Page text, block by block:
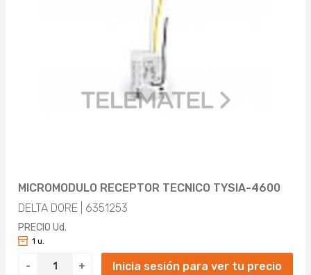
MICROMODULO RECEPTOR TECNICO TYSIA-4600
DELTA DORE | 6351253
PRECIO Ud.
- +
1 u.
Inicia sesión para ver tu precio